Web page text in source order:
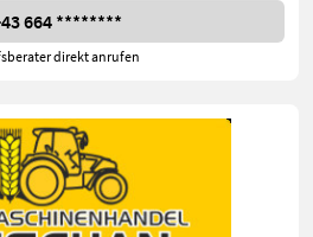
664 ********
direkt anrufen